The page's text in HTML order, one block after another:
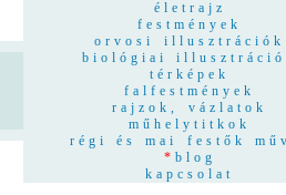
életrajz
festmények
orvosi illusztrációk
biológiai
térképek
falfestmények
rajzok, vázlatok
műhelytitkok
régi és mai festők
* blog
kapcsolat